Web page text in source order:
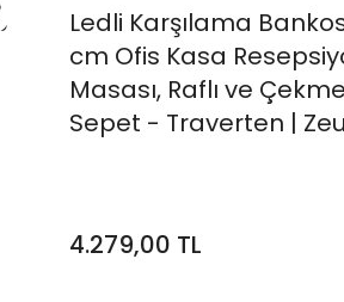
Ledli Karşılama
cm Ofis Kasa
Masası, Raflı ve
Sepet - Traverten |
4.279,00 TL